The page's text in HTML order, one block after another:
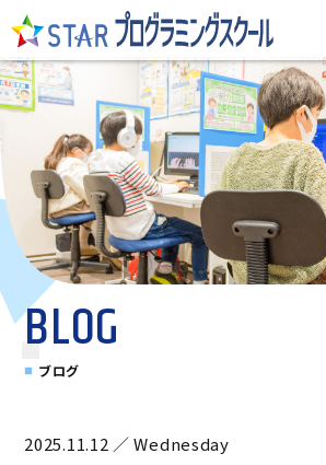
BLOG
ブログ
2025.11.12 ／ Wednesday